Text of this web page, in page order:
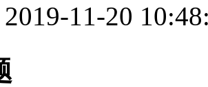
2019-11-20